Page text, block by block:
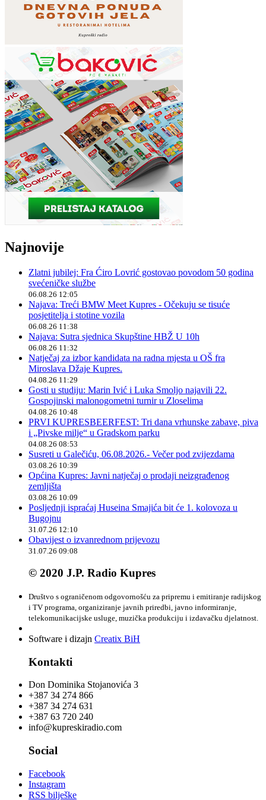
Najnovije
Zlatni jubilej: Fra Ćiro Lovrić gostovao povodom 50 godina
svećeničke službe
06.08.26 12:05
Najava: Treći BMW Meet Kupres - Očekuju se tisuće
posjetitelja i stotine vozila
06.08.26 11:38
Najava: Sutra sjednica Skupštine HBŽ U 10h
06.08.26 11:32
Natječaj za izbor kandidata na radna mjesta u OŠ fra
Miroslava Džaje Kupres.
04.08.26 11:29
Gosti u studiju: Marin Ivić i Luka Smoljo najavili 22.
Gospojinski malonogometni turnir u Zloselima
04.08.26 10:48
PRVI KUPRESBEERFEST: Tri dana vrhunske zabave, piva
i „Pivske milje“ u Gradskom parku
04.08.26 08:53
Susreti u Galečiću, 06.08.2026.- Večer pod zvijezdama
03.08.26 10:39
Općina Kupres: Javni natječaj o prodaji neizgrađenog
zemljišta
03.08.26 10:09
Posljednji ispraćaj Huseina Smajića bit će 1. kolovoza u
Bugojnu
31.07.26 12:10
Obavijest o izvanrednom prijevozu
31.07.26 09:08
© 2020 J.P. Radio Kupres
Društvo s ograničenom odgovornošću za pripremu i emitiranje radijskog
i TV programa, organiziranje javnih priredbi, javno informiranje,
telekomunikacijske usluge, muzička produkciju i izdavačku djelatnost.
Software i dizajn Creatix BiH
Kontakti
Don Dominika Stojanovića 3
+387 34 274 866
+387 34 274 631
+387 63 720 240
info@kupreskiradio.com
Social
Facebook
Instagram
RSS bilješke